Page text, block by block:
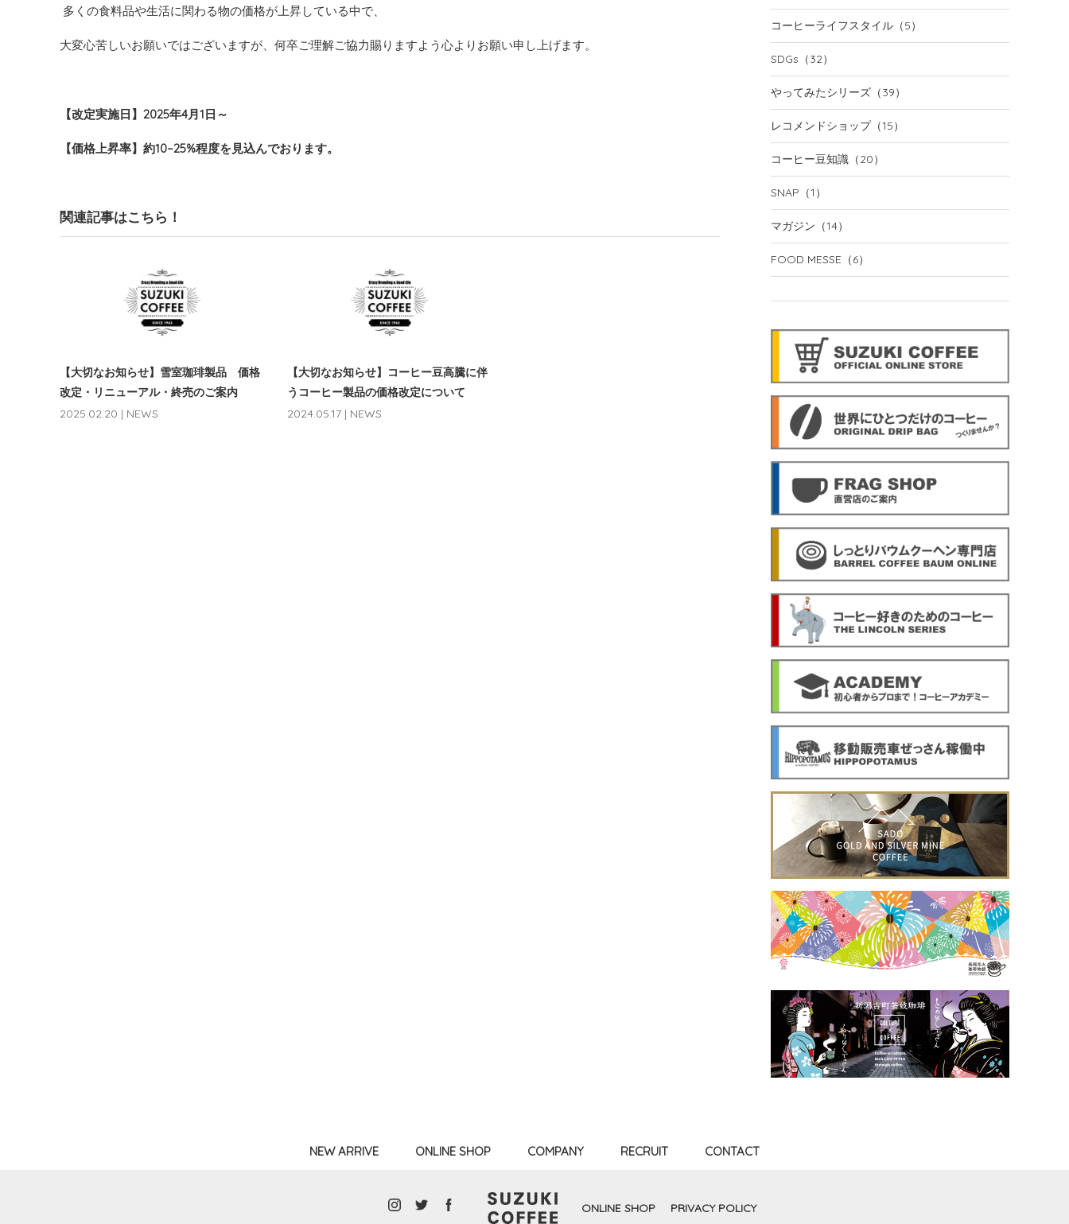
多くの食料品や生活に関わる物の価格が上昇している中で、
大変心苦しいお願いではございますが、何卒ご理解ご協力賜りますよう心よりお願い申し上げます。
【改定実施日】 2025年4月1日～
【価格上昇率】 約10–25%程度を見込んでおります。
関連記事はこちら！
【大切なお知らせ】雪室珈琲製品 価格
改定・リニューアル・終売のご案内
2025.02.20 | NEWS
【大切なお知らせ】コーヒー豆高騰に伴
うコーヒー製品の価格改定について
2024.05.17 | NEWS
コーヒーライフスタイル （5）
SDGs （32）
やってみたシリーズ （39）
レコメンドショップ（15）
コーヒー豆知識 （20）
SNAP （1）
マガジン （14）
FOOD MESSE （6）
NEW ARRIVE ONLINE SHOP COMPANY RECRUIT CONTACT
ONLINE SHOP PRIVACY POLICY